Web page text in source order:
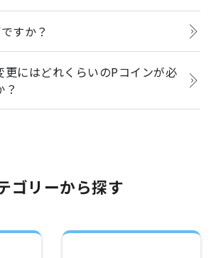
すか？
更にはどれくらいのPコインが必
ゴリーから探す